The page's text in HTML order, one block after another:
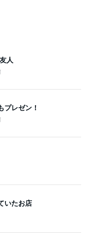
人
プレゼン！
いたお店